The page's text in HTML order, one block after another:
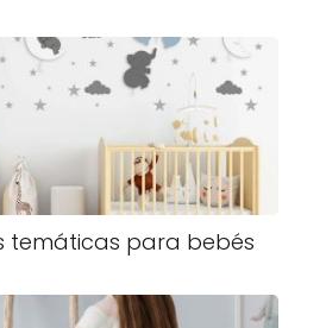
temáticas para bebés